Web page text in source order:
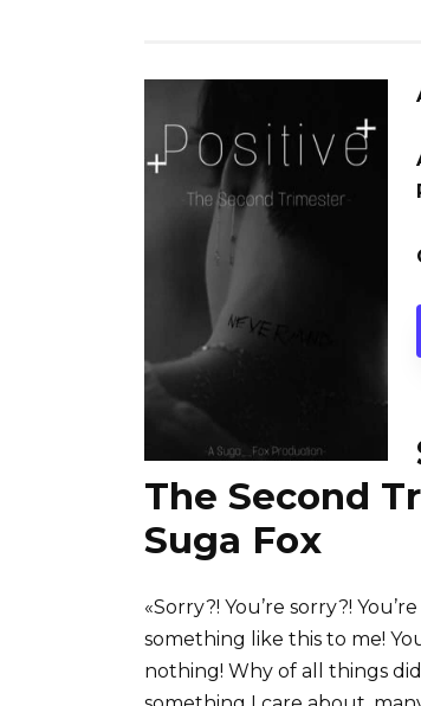
The Second
Suga Fox
«Sorry?! You’re sorry?!
something like this to me!
nothing! Why of all things